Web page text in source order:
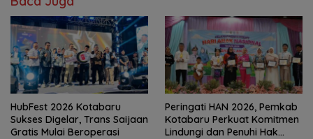
HubFest 2026 Kotabaru
Sukses Digelar, Trans Saijaan
Gratis Mulai Beroperasi
Peringati HAN 2026, Pemkab
Kotabaru Perkuat Komitmen
Lindungi dan Penuhi Hak